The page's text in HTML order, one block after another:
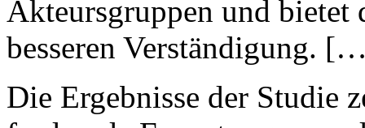
Akteursgruppen und bietet
besseren Verständigung.
Die Ergebnisse der Studie